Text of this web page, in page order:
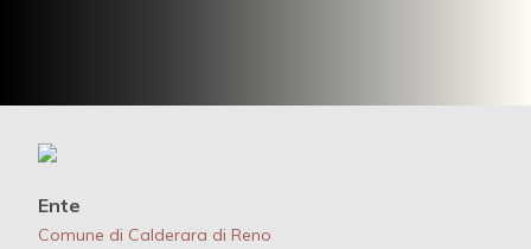
Ente
Comune di Calderara di Reno